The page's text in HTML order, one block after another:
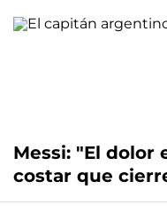
Messi: "El dolor
costar que